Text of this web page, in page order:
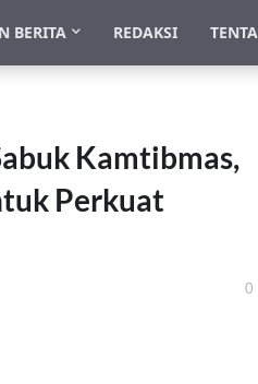
BERITA REDAKSI
Kamtibmas,
Perkuat
0